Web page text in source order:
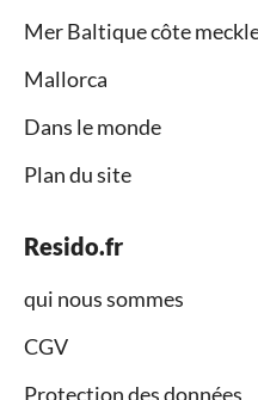
Mer Baltique côte
Mallorca
Dans le monde
Plan du site
Resido.fr
qui nous sommes
CGV
Protection des données